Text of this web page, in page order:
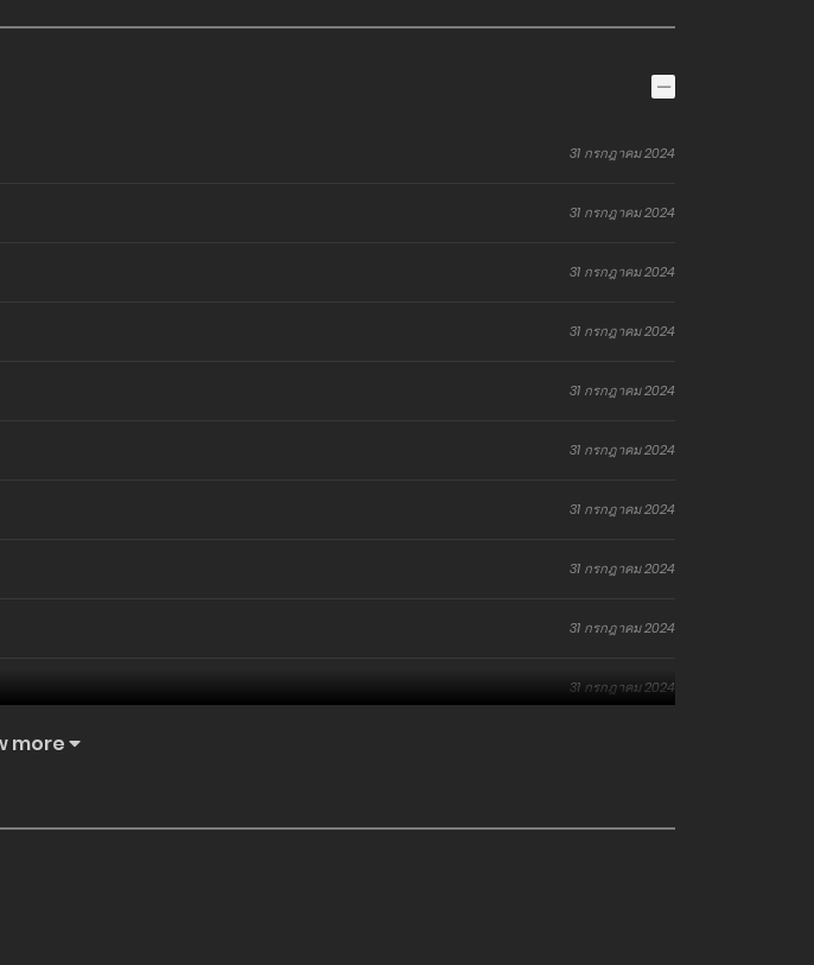
31 กรกฎาคม 2024
31 กรกฎาคม 2024
31 กรกฎาคม 2024
31 กรกฎาคม 2024
31 กรกฎาคม 2024
31 กรกฎาคม 2024
31 กรกฎาคม 2024
31 กรกฎาคม 2024
31 กรกฎาคม 2024
31 กรกฎาคม 2024
more